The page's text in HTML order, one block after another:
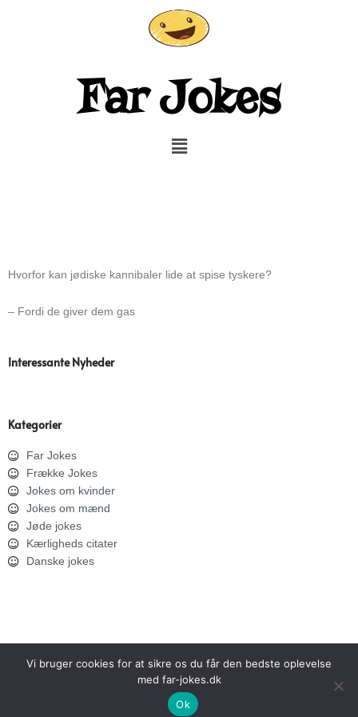
Far Jokes
Menu
Hvorfor kan jødiske kannibaler lide at spise tyskere?
– Fordi de giver dem gas
Interessante Nyheder
Kategorier
Far Jokes
Frække Jokes
Jokes om kvinder
Jokes om mænd
Jøde jokes
Kærligheds citater
Danske jokes
SITEMAP PRIVATLIVSPOLITIK
Copyright © 2026 Far Jokes
Vi bruger cookies for at sikre os du får den bedste oplevelse
med far-jokes.dk
Ok